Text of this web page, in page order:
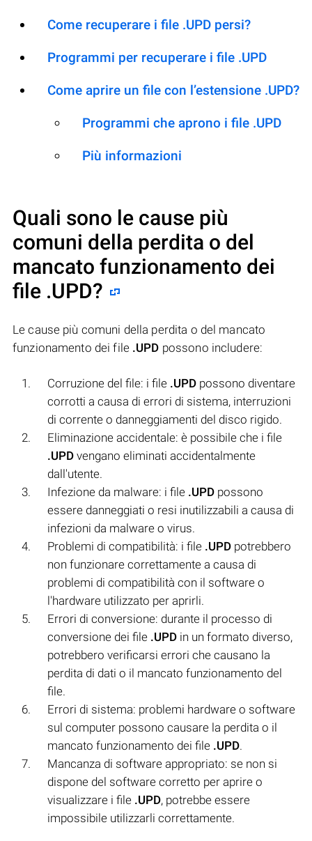
Come recuperare i file .UPD persi?
Programmi per recuperare i file .UPD
Come aprire un file con l’estensione .UPD?
Programmi che aprono i file .UPD
Più informazioni
Quali sono le cause più
comuni della perdita o del
mancato funzionamento dei
file .UPD?
Le cause più comuni della perdita o del mancato
funzionamento dei file .UPD possono includere:
Corruzione del file: i file .UPD possono diventare
corrotti a causa di errori di sistema, interruzioni
di corrente o danneggiamenti del disco rigido.
Eliminazione accidentale: è possibile che i file
.UPD vengano eliminati accidentalmente
dall'utente.
Infezione da malware: i file .UPD possono
essere danneggiati o resi inutilizzabili a causa di
infezioni da malware o virus.
Problemi di compatibilità: i file .UPD potrebbero
non funzionare correttamente a causa di
problemi di compatibilità con il software o
l'hardware utilizzato per aprirli.
Errori di conversione: durante il processo di
conversione dei file .UPD in un formato diverso,
potrebbero verificarsi errori che causano la
perdita di dati o il mancato funzionamento del
file.
Errori di sistema: problemi hardware o software
sul computer possono causare la perdita o il
mancato funzionamento dei file .UPD.
Mancanza di software appropriato: se non si
dispone del software corretto per aprire o
visualizzare i file .UPD, potrebbe essere
impossibile utilizzarli correttamente.